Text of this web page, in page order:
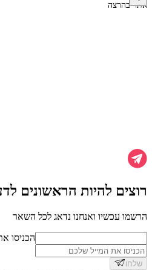
אתר בהרצה
רוצים להיות הראשונים
הרשמו עכשיו ואנחנו נדאג לכל השאר
הכניסו
שלחו